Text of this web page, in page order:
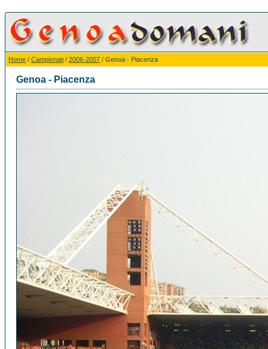
Home / Campionati / 2006-2007 / Genoa - Piacenza
Genoa - Piacenza